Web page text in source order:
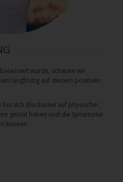
wurde, schauen wir
langfristig auf diesem positiven
sich Blockaden auf physischer,
gelöst haben und die Symptome
können.